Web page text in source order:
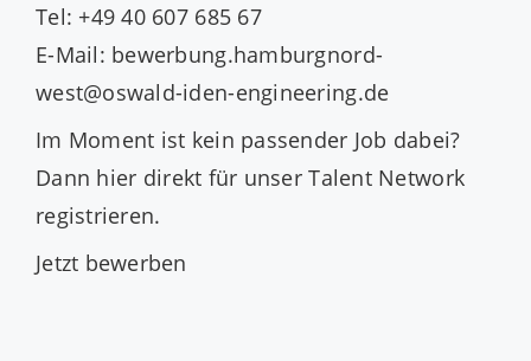
Tel: +49 40 607 685 67
E-Mail: bewerbung.hamburgnord-
west@oswald-iden-engineering.de
Im Moment ist kein passender Job dabei?
Dann hier direkt für unser Talent Network
registrieren.
Jetzt bewerben